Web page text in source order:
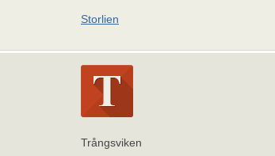
Storlien
Trångsviken